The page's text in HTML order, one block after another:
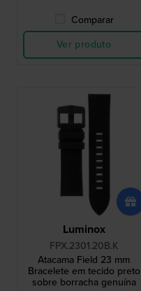
Comparar
Ver produto
Luminox
FPX.2301.20B.K
Atacama Field 23 mm
Bracelete em tecido preto
sobre borracha genuína